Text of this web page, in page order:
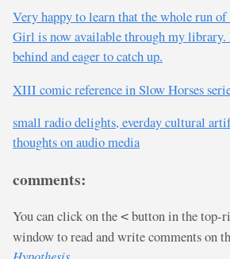
Very happy to learn that the whole run
Girl is now available through my library.
behind and eager to catch up.
XIII comic reference in Slow Horses
small radio delights, everday cultural
thoughts on audio media
comments:
You can click on the < button in the top-
window to read and write comments on